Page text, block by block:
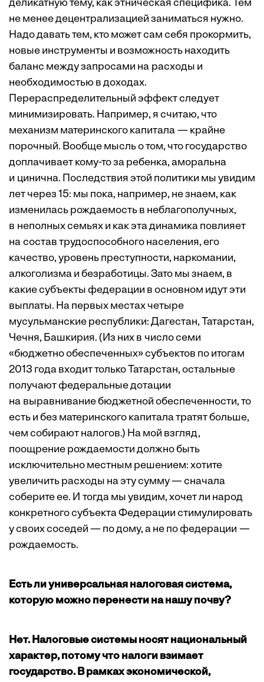
деликатную тему, как этническая специфика. Тем
не менее децентрализацией заниматься нужно.
Надо давать тем, кто может сам себя прокормить,
новые инструменты и возможность находить
баланс между запросами на расходы и
необходимостью в доходах.
Перераспределительный эффект следует
минимизировать. Например, я считаю, что
механизм материнского капитала — крайне
порочный. Вообще мысль о том, что государство
доплачивает кому-то за ребенка, аморальна
и цинична. Последствия этой политики мы увидим
лет через 15: мы пока, например, не знаем, как
изменилась рождаемость в неблагополучных,
в неполных семьях и как эта динамика повлияет
на состав трудоспособного населения, его
качество, уровень преступности, наркомании,
алкоголизма и безработицы. Зато мы знаем, в
какие субъекты федерации в основном идут эти
выплаты. На первых местах четыре
мусульманские республики: Дагестан, Татарстан,
Чечня, Башкирия. (Из них в число семи
«бюджетно обеспеченных» субъектов по итогам
2013 года входит только Татарстан, остальные
получают федеральные дотации
на выравнивание бюджетной обеспеченности, то
есть и без материнского капитала тратят больше,
чем собирают налогов.) На мой взгляд,
поощрение рождаемости должно быть
исключительно местным решением: хотите
увеличить расходы на эту сумму — сначала
соберите ее. И тогда мы увидим, хочет ли народ
конкретного субъекта Федерации стимулировать
у своих соседей — по дому, а не по федерации —
рождаемость.
Есть ли универсальная налоговая система,
которую можно перенести на нашу почву?
Нет. Налоговые системы носят национальный
характер, потому что налоги взимает
государство. В рамках экономической,